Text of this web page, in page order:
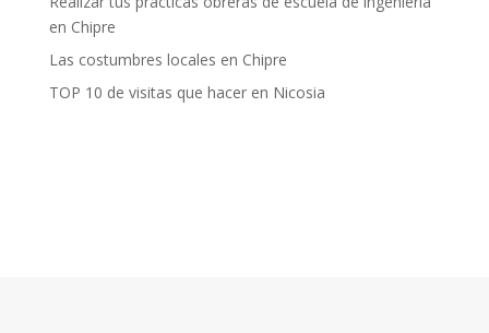
en Chipre
Las costumbres locales en Chipre
TOP 10 de visitas que hacer en Nicosia